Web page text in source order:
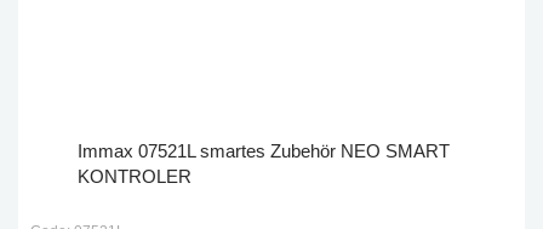
Immax 07521L smartes Zubehör NEO SMART
KONTROLER